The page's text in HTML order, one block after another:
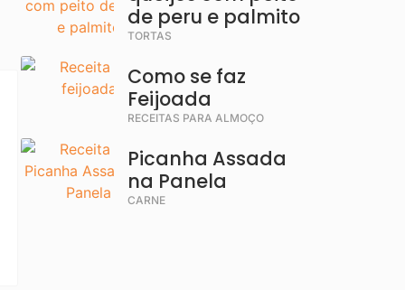
de peru e palmito
TORTAS
Como se faz
Feijoada
RECEITAS PARA ALMOÇO
Picanha Assada
na Panela
CARNE